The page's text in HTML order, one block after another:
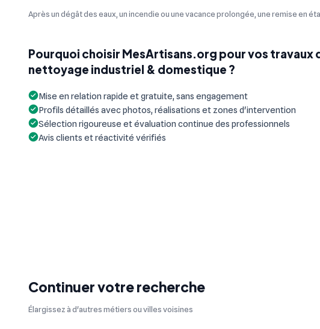
Après un dégât des eaux, un incendie ou une vacance prolongée, une remise
Pourquoi choisir MesArtisans.org pour vos travaux
nettoyage industriel & domestique ?
Mise en relation rapide et gratuite, sans engagement
Profils détaillés avec photos, réalisations et zones d'intervention
Sélection rigoureuse et évaluation continue des professionnels
Avis clients et réactivité vérifiés
Continuer votre recherche
Élargissez à d'autres métiers ou villes voisines